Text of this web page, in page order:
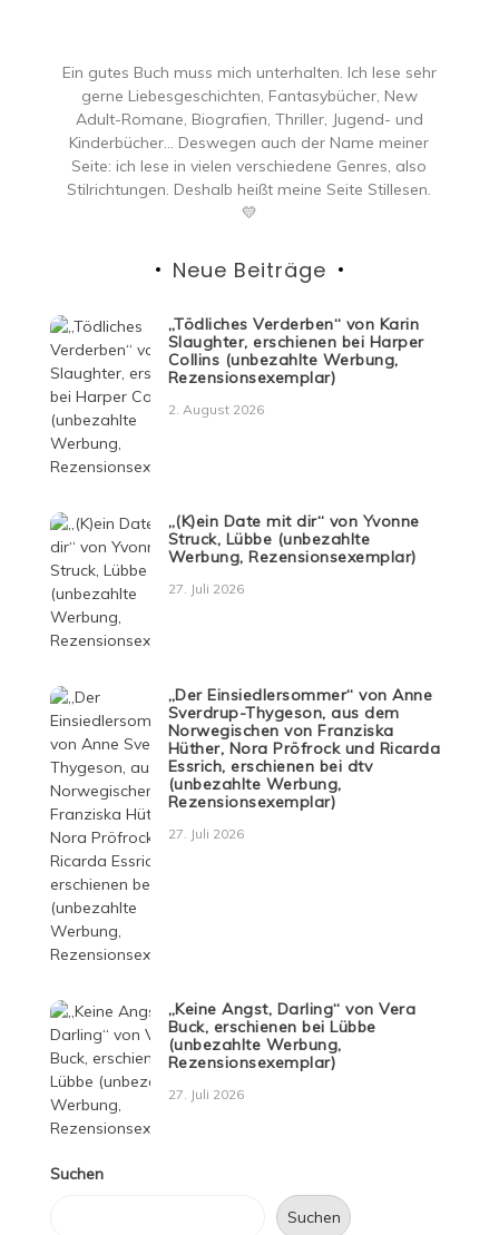
Ein gutes Buch muss mich unterhalten. Ich lese sehr
gerne Liebesgeschichten, Fantasybücher, New
Adult-Romane, Biografien, Thriller, Jugend- und
Kinderbücher… Deswegen auch der Name meiner
Seite: ich lese in vielen verschiedene Genres, also
Stilrichtungen. Deshalb heißt meine Seite Stillesen.
💛
Neue Beiträge
„Tödliches Verderben“ von Karin
Slaughter, erschienen bei Harper
Collins (unbezahlte Werbung,
Rezensionsexemplar)
2. August 2026
„(K)ein Date mit dir“ von Yvonne
Struck, Lübbe (unbezahlte
Werbung, Rezensionsexemplar)
27. Juli 2026
„Der Einsiedlersommer“ von Anne
Sverdrup-Thygeson, aus dem
Norwegischen von Franziska
Hüther, Nora Pröfrock und Ricarda
Essrich, erschienen bei dtv
(unbezahlte Werbung,
Rezensionsexemplar)
27. Juli 2026
„Keine Angst, Darling“ von Vera
Buck, erschienen bei Lübbe
(unbezahlte Werbung,
Rezensionsexemplar)
27. Juli 2026
Suchen
Suchen